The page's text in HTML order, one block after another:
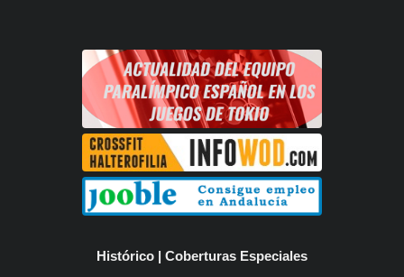
Histórico | Coberturas Especiales